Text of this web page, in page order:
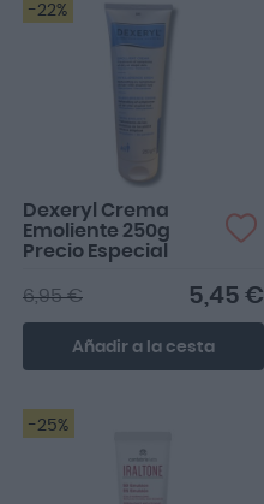
-22%
Dexeryl Crema
Emoliente 250g
Precio Especial
5,45 €
6,95 €
Añadir a la cesta
-25%